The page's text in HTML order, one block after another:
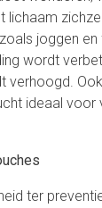
lichaam
joggen
wordt
verhoogd.
ideaal
ter